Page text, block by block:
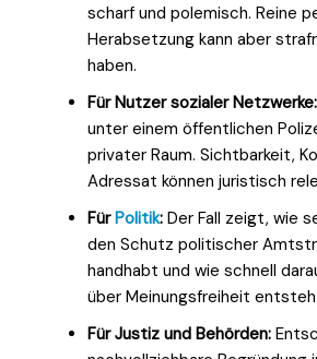
scharf und polemisch. Reine
Herabsetzung kann aber
haben.
Für Nutzer sozialer Netzwerke:
unter einem öffentlichen
privater Raum. Sichtbarkeit,
Adressat können juristisch
FürPolitik: Der Fall zeigt, wie
den Schutz politischer
handhabt und wie schnell
über Meinungsfreiheit
Für Justiz und Behörden: